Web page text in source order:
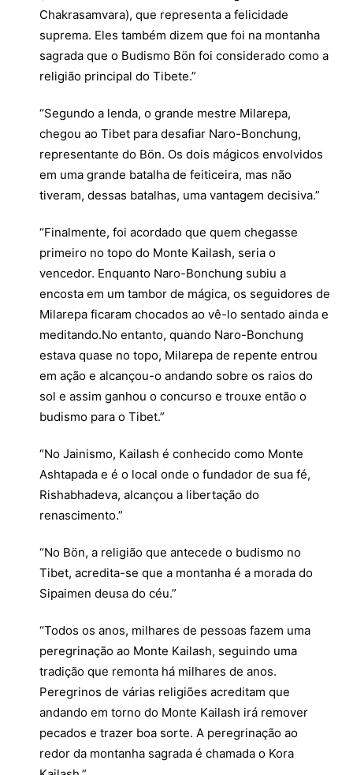
Chakrasamvara), que representa a felicidade
suprema. Eles também dizem que foi na montanha
sagrada que o Budismo Bön foi considerado como a
religião principal do Tibete.”
“Segundo a lenda, o grande mestre Milarepa,
chegou ao Tibet para desafiar Naro-Bonchung,
representante do Bön. Os dois mágicos envolvidos
em uma grande batalha de feiticeira, mas não
tiveram, dessas batalhas, uma vantagem decisiva.”
“Finalmente, foi acordado que quem chegasse
primeiro no topo do Monte Kailash, seria o
vencedor. Enquanto Naro-Bonchung subiu a
encosta em um tambor de mágica, os seguidores de
Milarepa ficaram chocados ao vê-lo sentado ainda e
meditando.No entanto, quando Naro-Bonchung
estava quase no topo, Milarepa de repente entrou
em ação e alcançou-o andando sobre os raios do
sol e assim ganhou o concurso e trouxe então o
budismo para o Tibet.”
“No Jainismo, Kailash é conhecido como Monte
Ashtapada e é o local onde o fundador de sua fé,
Rishabhadeva, alcançou a libertação do
renascimento.”
“No Bön, a religião que antecede o budismo no
Tibet, acredita-se que a montanha é a morada do
Sipaimen deusa do céu.”
“Todos os anos, milhares de pessoas fazem uma
peregrinação ao Monte Kailash, seguindo uma
tradição que remonta há milhares de anos.
Peregrinos de várias religiões acreditam que
andando em torno do Monte Kailash irá remover
pecados e trazer boa sorte. A peregrinação ao
redor da montanha sagrada é chamada o Kora